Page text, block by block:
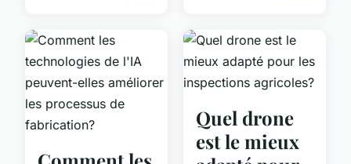
Quel drone
est le mieux